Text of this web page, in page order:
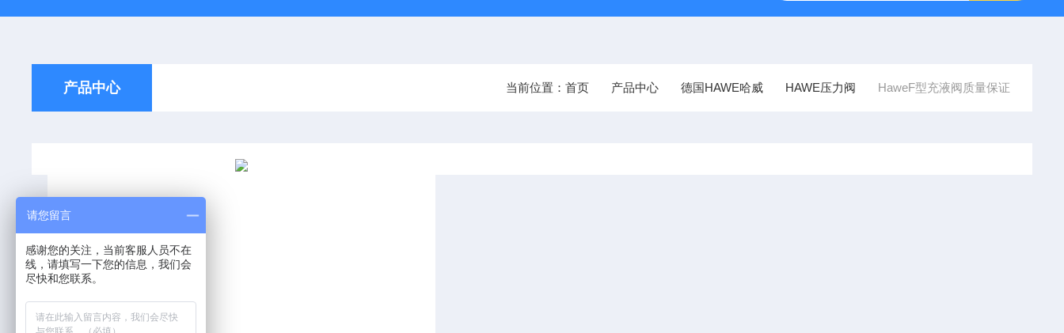
产品中心 当前位置： 首页 产品中心 德国HAWE哈威 HAWE压力阀 HaweF型充液阀质量保证
请您留言
感谢您的关注，当前客服人员不在
线，请填写一下您的信息，我们会
尽快和您联系。